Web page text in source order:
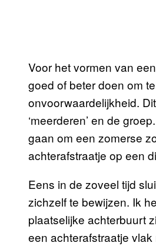
Voor het vormen van
goed of beter doen om
onvoorwaardelijkheid.
‘meerderen’ en de
gaan om een zomerse
achterafstraatje op een
Eens in de zoveel tijd
zichzelf te bewijzen. Ik
plaatselijke achterbuurt
een achterafstraatje vlak